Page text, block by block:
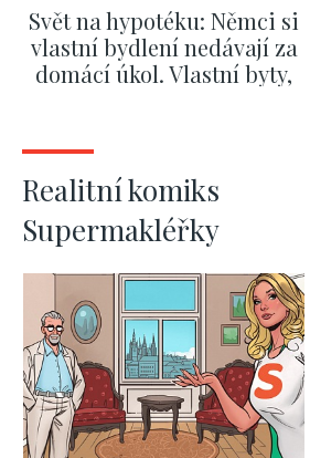
Svět na hypotéku: Němci si
vlastní bydlení nedávají za
domácí úkol. Vlastní byty,
Realitní komiks
Supermakléřky